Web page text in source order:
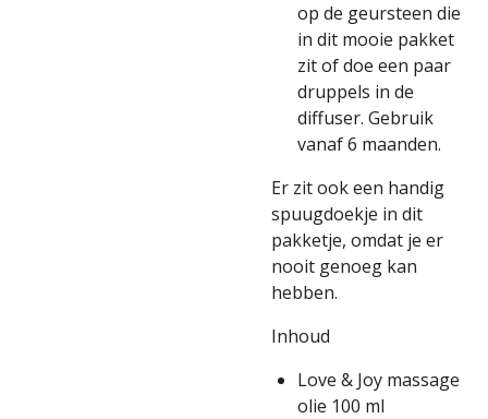
op de geursteen die
in dit mooie pakket
zit of doe een paar
druppels in de
diffuser. Gebruik
vanaf 6 maanden.
Er zit ook een handig
spuugdoekje in dit
pakketje, omdat je er
nooit genoeg kan
hebben.
Inhoud
Love & Joy massage
olie 100 ml